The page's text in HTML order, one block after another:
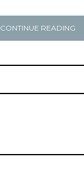
CONTINUE READING